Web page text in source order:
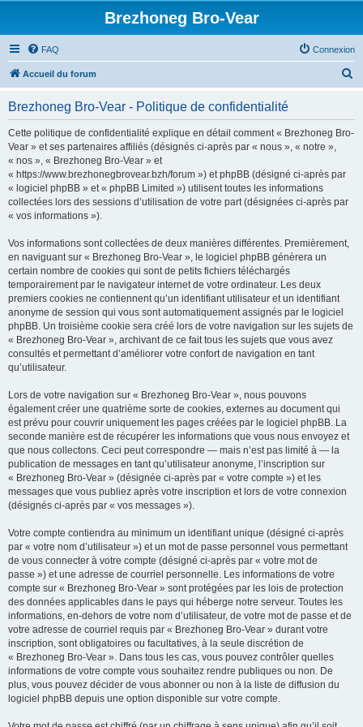
Brezhoneg Bro-Vear
FAQ Connexion
Accueil du forum
Brezhoneg Bro-Vear - Politique de confidentialité
Cette politique de confidentialité explique en détail comment « Brezhoneg Bro-
Vear » et ses partenaires affiliés (désignés ci-après par « nous », « notre »,
« nos », « Brezhoneg Bro-Vear » et
« https://www.brezhonegbrovear.bzh/forum ») et phpBB (désigné ci-après par
« logiciel phpBB » et « phpBB Limited ») utilisent toutes les informations
collectées lors des sessions d’utilisation de votre part (désignées ci-après par
« vos informations »).
Vos informations sont collectées de deux manières différentes. Premièrement,
en naviguant sur « Brezhoneg Bro-Vear », le logiciel phpBB génèrera un
certain nombre de cookies qui sont de petits fichiers téléchargés
temporairement par le navigateur internet de votre ordinateur. Les deux
premiers cookies ne contiennent qu’un identifiant utilisateur et un identifiant
anonyme de session qui vous sont automatiquement assignés par le logiciel
phpBB. Un troisième cookie sera créé lors de votre navigation sur les sujets de
« Brezhoneg Bro-Vear », archivant de ce fait tous les sujets que vous avez
consultés et permettant d’améliorer votre confort de navigation en tant
qu’utilisateur.
Lors de votre navigation sur « Brezhoneg Bro-Vear », nous pouvons
également créer une quatrième sorte de cookies, externes au document qui
est prévu pour couvrir uniquement les pages créées par le logiciel phpBB. La
seconde manière est de récupérer les informations que vous nous envoyez et
que nous collectons. Ceci peut correspondre — mais n’est pas limité à — la
publication de messages en tant qu’utilisateur anonyme, l’inscription sur
« Brezhoneg Bro-Vear » (désignée ci-après par « votre compte ») et les
messages que vous publiez après votre inscription et lors de votre connexion
(désignés ci-après par « vos messages »).
Votre compte contiendra au minimum un identifiant unique (désigné ci-après
par « votre nom d’utilisateur ») et un mot de passe personnel vous permettant
de vous connecter à votre compte (désigné ci-après par « votre mot de
passe ») et une adresse de courriel personnelle. Les informations de votre
compte sur « Brezhoneg Bro-Vear » sont protégées par les lois de protection
des données applicables dans le pays qui héberge notre serveur. Toutes les
informations, en-dehors de votre nom d’utilisateur, de votre mot de passe et de
votre adresse de courriel requis par « Brezhoneg Bro-Vear » durant votre
inscription, sont obligatoires ou facultatives, à la seule discrétion de
« Brezhoneg Bro-Vear ». Dans tous les cas, vous pouvez contrôler quelles
informations de votre compte vous souhaitez rendre publiques ou non. De
plus, vous pouvez décider de vous abonner ou non à la liste de diffusion du
logiciel phpBB depuis une option disponible sur votre compte.